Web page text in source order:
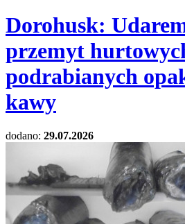
Dorohusk:
przemyt
podrabianych
kawy
dodano: 29.07.2026